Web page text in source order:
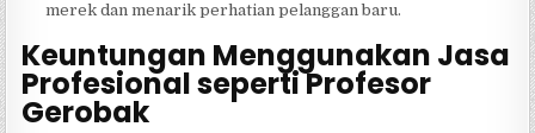
merek dan menarik perhatian pelanggan baru.
Keuntungan Menggunakan Jasa
Profesional seperti Profesor
Gerobak